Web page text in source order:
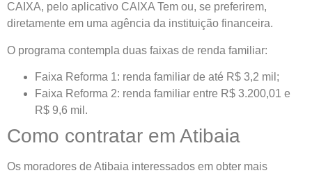
CAIXA, pelo aplicativo CAIXA Tem ou, se preferirem,
diretamente em uma agência da instituição financeira.
O programa contempla duas faixas de renda familiar:
Faixa Reforma 1: renda familiar de até R$ 3,2 mil;
Faixa Reforma 2: renda familiar entre R$ 3.200,01 e
R$ 9,6 mil.
Como contratar em Atibaia
Os moradores de Atibaia interessados em obter mais